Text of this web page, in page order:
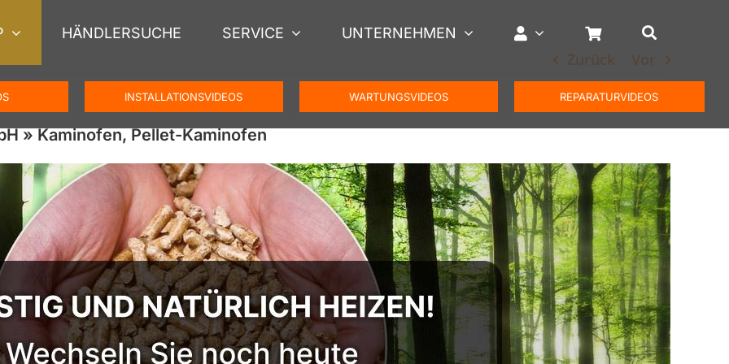
HÄNDLERSUCHE SERVICE UNTERNEHMEN
INSTALLATIONSVIDEOS WARTUNGSVIDEOS REPARATURVIDEOS
Zurück Vor
» Kaminofen, Pellet-Kaminofen